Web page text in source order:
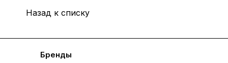
Назад к списку
Бренды